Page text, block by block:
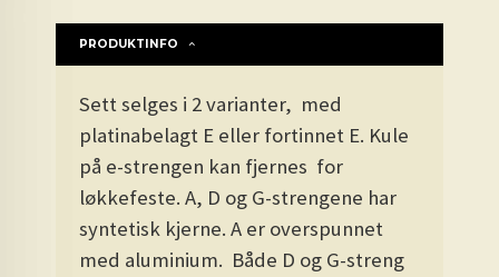
PRODUKTINFO
Sett selges i 2 varianter, med
platinabelagt E eller fortinnet E. Kule
på e-strengen kan fjernes for
løkkefeste. A, D og G-strengene har
syntetisk kjerne. A er overspunnet
med aluminium. Både D og G-streng